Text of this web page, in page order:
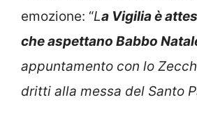
emozione: “La Vigilia è
che aspettano Babbo
appuntamento con lo
dritti alla messa del Santo